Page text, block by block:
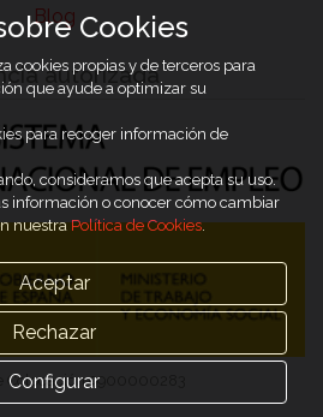
Blog
autorizada
Colocación 9900000283
Cookies
cookies propias y de terceros para
que ayude a optimizar su
para recoger información de
consideramos que acepta su uso.
información o conocer cómo cambiar
nuestraPolítica de Cookies.
Aceptar
Rechazar
Configurar